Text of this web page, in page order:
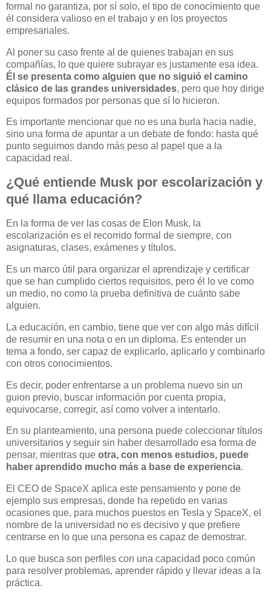
formal no garantiza, por sí solo, el tipo de conocimiento que
él considera valioso en el trabajo y en los proyectos
empresariales.
Al poner su caso frente al de quienes trabajan en sus
compañías, lo que quiere subrayar es justamente esa idea.
Él se presenta como alguien que no siguió el camino
clásico de las grandes universidades, pero que hoy dirige
equipos formados por personas que sí lo hicieron.
Es importante mencionar que no es una burla hacia nadie,
sino una forma de apuntar a un debate de fondo: hasta qué
punto seguimos dando más peso al papel que a la
capacidad real.
¿Qué entiende Musk por escolarización y
qué llama educación?
En la forma de ver las cosas de Elon Musk, la
escolarización es el recorrido formal de siempre, con
asignaturas, clases, exámenes y títulos.
Es un marco útil para organizar el aprendizaje y certificar
que se han cumplido ciertos requisitos, pero él lo ve como
un medio, no como la prueba definitiva de cuánto sabe
alguien.
La educación, en cambio, tiene que ver con algo más difícil
de resumir en una nota o en un diploma. Es entender un
tema a fondo, ser capaz de explicarlo, aplicarlo y combinarlo
con otros conocimientos.
Es decir, poder enfrentarse a un problema nuevo sin un
guion previo, buscar información por cuenta propia,
equivocarse, corregir, así como volver a intentarlo.
En su planteamiento, una persona puede coleccionar títulos
universitarios y seguir sin haber desarrollado esa forma de
pensar, mientras que otra, con menos estudios, puede
haber aprendido mucho más a base de experiencia.
El CEO de SpaceX aplica este pensamiento y pone de
ejemplo sus empresas, donde ha repetido en varias
ocasiones que, para muchos puestos en Tesla y SpaceX, el
nombre de la universidad no es decisivo y que prefiere
centrarse en lo que una persona es capaz de demostrar.
Lo que busca son perfiles con una capacidad poco común
para resolver problemas, aprender rápido y llevar ideas a la
práctica.